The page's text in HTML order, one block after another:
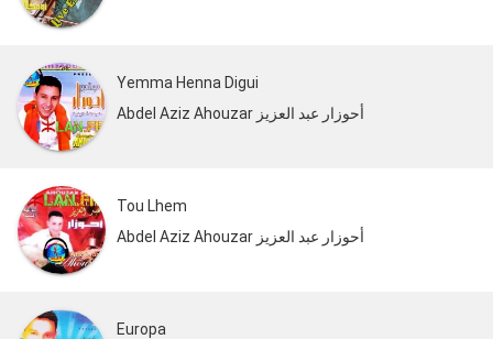
Yemma Henna Digui
Abdel Aziz Ahouzar أحوزار عبد العزيز
Tou Lhem
Abdel Aziz Ahouzar أحوزار عبد العزيز
Europa